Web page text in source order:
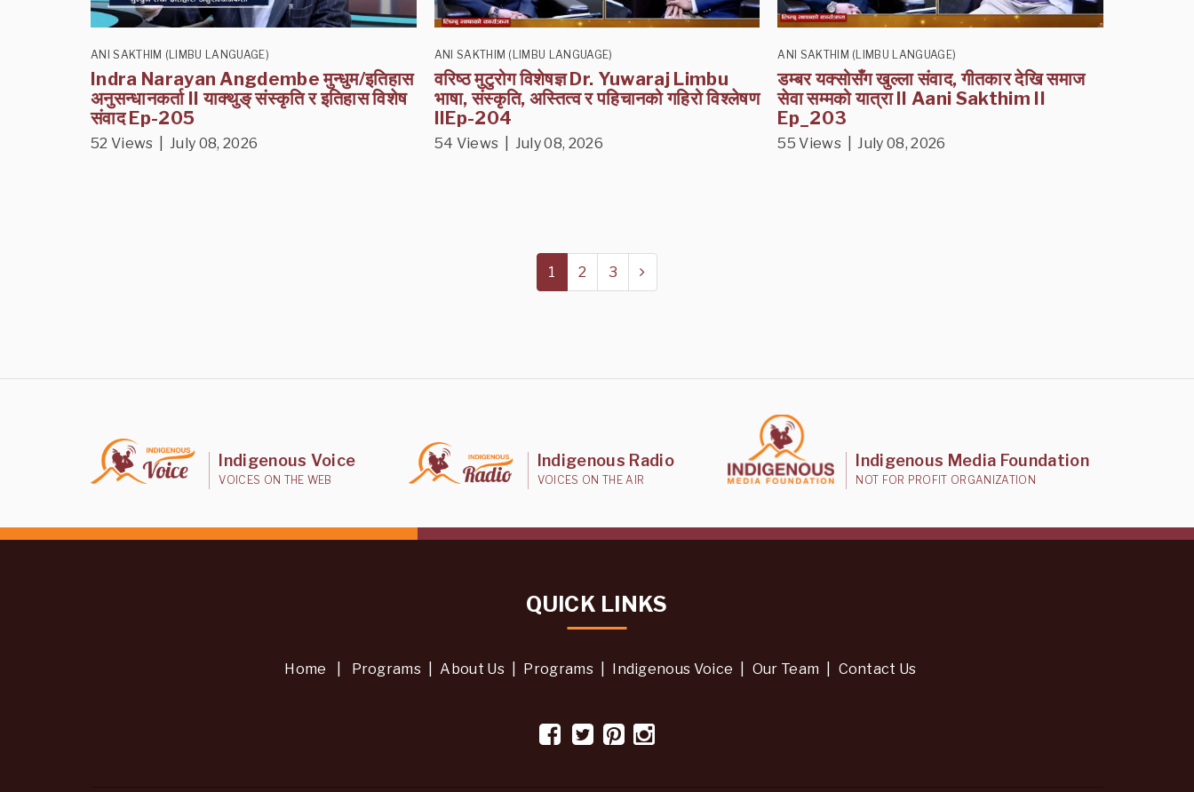
ANI SAKTHIM (LIMBU LANGUAGE)
Indra Narayan Angdembe मुन्धुम/इतिहास
अनुसन्धानकर्ता II याक्थुङ् संस्कृति र इतिहास विशेष
संवाद Ep-205
52 Views | July 08, 2026
ANI SAKTHIM (LIMBU LANGUAGE)
वरिष्ठ मुटुरोग विशेषज्ञ Dr. Yuwaraj Limbu
भाषा, संस्कृति, अस्तित्व र पहिचानको गहिरो विश्लेषण
IIEp-204
54 Views | July 08, 2026
ANI SAKTHIM (LIMBU LANGUAGE)
डम्बर यक्सोसँग खुल्ला संवाद, गीतकार देखि समाज
सेवा सम्मको यात्रा II Aani Sakthim II
Ep_203
55 Views | July 08, 2026
1 2 3
Indigenous Voice
VOICES ON THE WEB
Indigenous Radio
VOICES ON THE AIR
Indigenous Media Foundation
NOT FOR PROFIT ORGANIZATION
QUICK LINKS
Home Programs About Us Programs Indigenous Voice Our Team Contact Us